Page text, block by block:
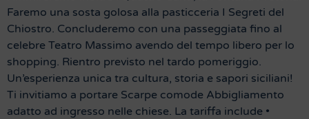
Faremo una sosta golosa alla pasticceria I Segreti del
Chiostro. Concluderemo con una passeggiata fino al
celebre Teatro Massimo avendo del tempo libero per lo
shopping. Rientro previsto nel tardo pomeriggio.
Un’esperienza unica tra cultura, storia e sapori siciliani!
Ti invitiamo a portare Scarpe comode Abbigliamento
adatto ad ingresso nelle chiese. La tariffa include •